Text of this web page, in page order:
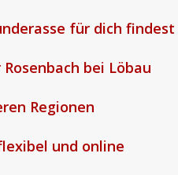
für dich findest
bei Löbau
Regionen
und online